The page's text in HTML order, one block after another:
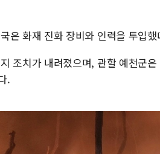
은 화재 진화 장비와 인력을 투입했
조치가 내려졌으며, 관할 예천군
.